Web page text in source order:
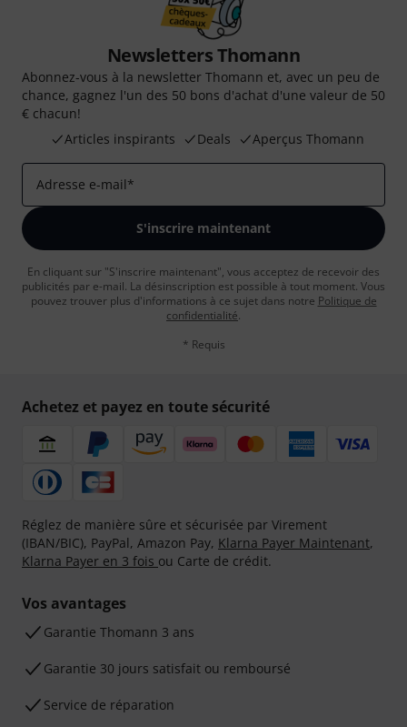
Newsletters Thomann
Abonnez-vous à la newsletter Thomann et, avec un peu de
chance, gagnez l'un des 50 bons d'achat d'une valeur de 50
€ chacun!
Articles inspirants
Deals Aperçus Thomann
Adresse e-mail*
S'inscrire maintenant
En cliquant sur "S'inscrire maintenant", vous acceptez de recevoir des
publicités par e-mail. La désinscription est possible à tout moment. Vous
pouvez trouver plus d'informations à ce sujet dans notre Politique de
confidentialité.
* Requis
Achetez et payez en toute sécurité
Réglez de manière sûre et sécurisée par Virement
(IBAN/BIC), PayPal, Amazon Pay, Klarna Payer Maintenant,
Klarna Payer en 3 fois ou Carte de crédit.
Vos avantages
Ga­ran­tie Thomann 3 ans
Garantie 30 jours satisfait ou remboursé
Service de réparation